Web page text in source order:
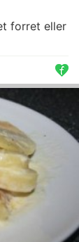
forret eller